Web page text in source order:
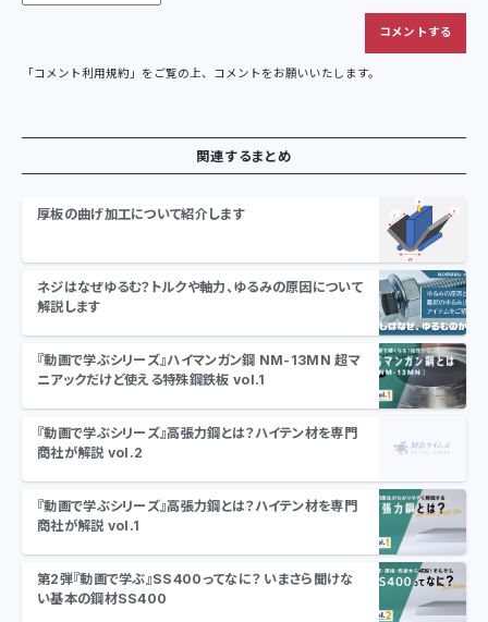
「 コメント利用規約 」をご覧の上、コメントをお願いいたします。
関連するまとめ
厚板の曲げ加工について紹介します
ネジはなぜゆるむ？トルクや軸力、ゆるみの原因について
解説します
『動画で学ぶシリーズ』ハイマンガン鋼 NM-13MN 超マ
ニアックだけど使える特殊鋼鉄板 vol.1
『動画で学ぶシリーズ』高張力鋼とは？ハイテン材を専門
商社が解説 vol.2
『動画で学ぶシリーズ』高張力鋼とは？ハイテン材を専門
商社が解説 vol.1
第2弾『動画で学ぶ』SS400ってなに？ いまさら聞けな
い基本の鋼材SS400